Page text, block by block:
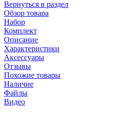
Вернуться в раздел
Обзор товара
Набор
Комплект
Описание
Характеристики
Аксессуары
Отзывы
Похожие товары
Наличие
Файлы
Видео